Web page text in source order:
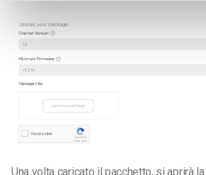
Una volta caricato il pacchetto, si aprirà